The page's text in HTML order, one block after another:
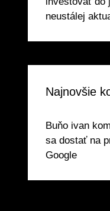
neustálej
Najnovšie
Buňo ivan
sa dostať na
Google